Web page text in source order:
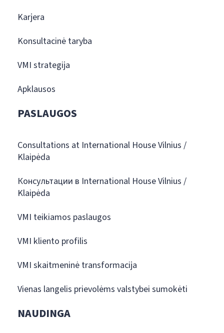
Karjera
Konsultacinė taryba
VMI strategija
Apklausos
PASLAUGOS
Consultations at International House Vilnius /
Klaipėda
Консультации в International House Vilnius /
Klaipėda
VMI teikiamos paslaugos
VMI kliento profilis
VMI skaitmeninė transformacija
Vienas langelis prievolėms valstybei sumokėti
NAUDINGA